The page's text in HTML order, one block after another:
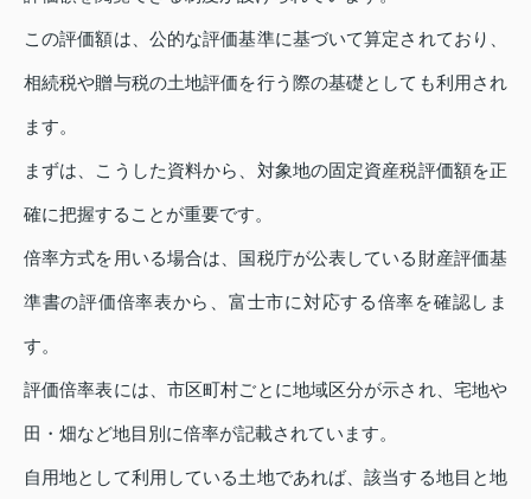
この評価額は、公的な評価基準に基づいて算定されており、
相続税や贈与税の土地評価を行う際の基礎としても利用され
ます。
まずは、こうした資料から、対象地の固定資産税評価額を正
確に把握することが重要です。
倍率方式を用いる場合は、国税庁が公表している財産評価基
準書の評価倍率表から、富士市に対応する倍率を確認しま
す。
評価倍率表には、市区町村ごとに地域区分が示され、宅地や
田・畑など地目別に倍率が記載されています。
自用地として利用している土地であれば、該当する地目と地